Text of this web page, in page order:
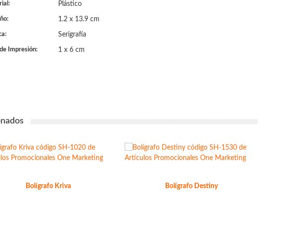
Plástico
1.2 x 13.9 cm
Serigrafía
Impresión: 1 x 6 cm
Bolígrafo Kriva Bolígrafo Destiny